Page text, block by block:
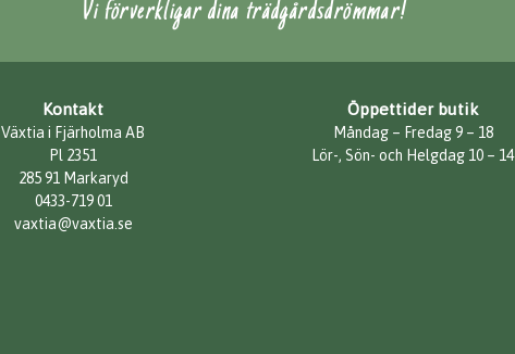
Vi förverkligar dina trädgårdsdrömmar!
Kontakt
Växtia i Fjärholma AB
Pl 2351
285 91 Markaryd
0433-719 01
vaxtia@vaxtia.se
Öppettider butik
Måndag – Fredag 9 – 18
Lör-, Sön- och Helgdag 10 – 14